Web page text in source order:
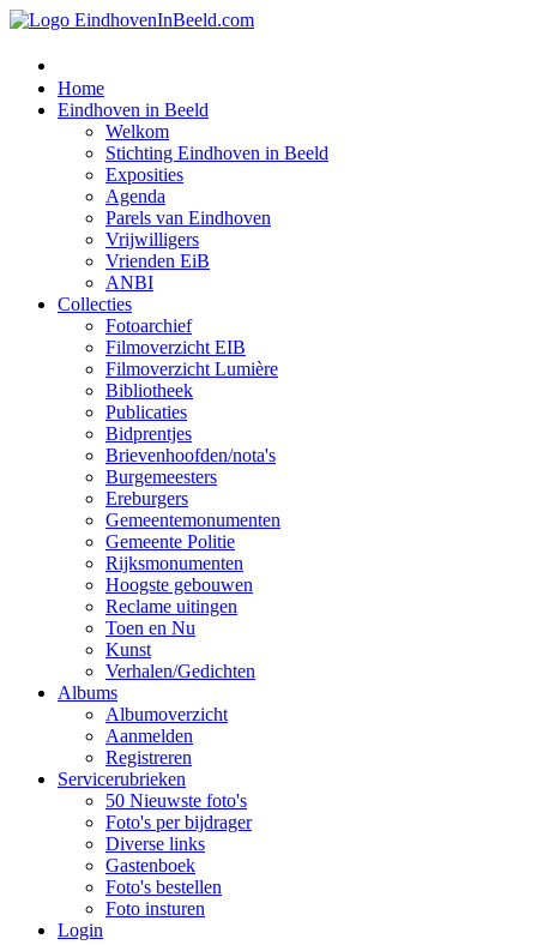
Home
Eindhoven in Beeld
Welkom
Stichting Eindhoven in Beeld
Exposities
Agenda
Parels van Eindhoven
Vrijwilligers
Vrienden EiB
ANBI
Collecties
Fotoarchief
Filmoverzicht EIB
Filmoverzicht Lumière
Bibliotheek
Publicaties
Bidprentjes
Brievenhoofden/nota's
Burgemeesters
Ereburgers
Gemeentemonumenten
Gemeente Politie
Rijksmonumenten
Hoogste gebouwen
Reclame uitingen
Toen en Nu
Kunst
Verhalen/Gedichten
Albums
Albumoverzicht
Aanmelden
Registreren
Servicerubrieken
50 Nieuwste foto's
Foto's per bijdrager
Diverse links
Gastenboek
Foto's bestellen
Foto insturen
Login